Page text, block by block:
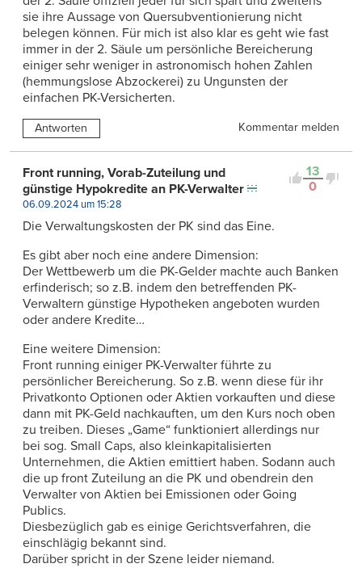
sie ihre Aussage von Quersubventionierung nicht
belegen können. Für mich ist also klar es geht wie fast
immer in der 2. Säule um persönliche Bereicherung
einiger sehr weniger in astronomisch hohen Zahlen
(hemmungslose Abzockerei) zu Ungunsten der
einfachen PK-Versicherten.
Antworten Kommentar melden
13
0
Front running, Vorab-Zuteilung und
günstige Hypokredite an PK-Verwalter
06.09.2024 um 15:28
Die Verwaltungskosten der PK sind das Eine.
Es gibt aber noch eine andere Dimension:
Der Wettbewerb um die PK-Gelder machte auch Banken
erfinderisch; so z.B. indem den betreffenden PK-
Verwaltern günstige Hypotheken angeboten wurden
oder andere Kredite…
Eine weitere Dimension:
Front running einiger PK-Verwalter führte zu
persönlicher Bereicherung. So z.B. wenn diese für ihr
Privatkonto Optionen oder Aktien vorkauften und diese
dann mit PK-Geld nachkauften, um den Kurs noch oben
zu treiben. Dieses „Game“ funktioniert allerdings nur
bei sog. Small Caps, also kleinkapitalisierten
Unternehmen, die Aktien emittiert haben. Sodann auch
die up front Zuteilung an die PK und obendrein den
Verwalter von Aktien bei Emissionen oder Going
Publics.
Diesbezüglich gab es einige Gerichtsverfahren, die
einschlägig bekannt sind.
Darüber spricht in der Szene leider niemand.